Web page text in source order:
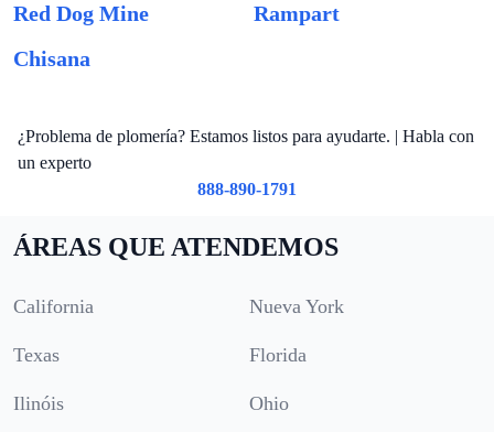
Red Dog Mine
Rampart
Chisana
¿Problema de plomería? Estamos listos para ayudarte. | Habla con
un experto
888-890-1791
ÁREAS QUE ATENDEMOS
California Nueva York
Texas Florida
Ilinóis Ohio